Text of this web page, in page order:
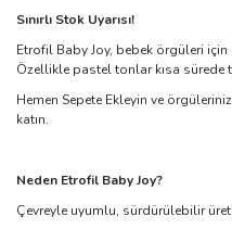
Sınırlı Stok Uyarısı!
Etrofil Baby Joy, bebek örgüleri
Özellikle pastel tonlar kısa sürede
Hemen Sepete Ekleyin ve
katın.
Neden Etrofil Baby Joy?
Çevreyle uyumlu, sürdürülebilir